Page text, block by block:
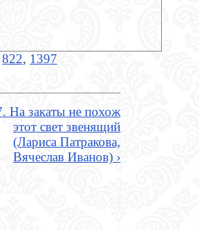
822, 1397
На закаты не похож
этот свет звенящий
(Лариса Патракова,
Вячеслав Иванов) ›